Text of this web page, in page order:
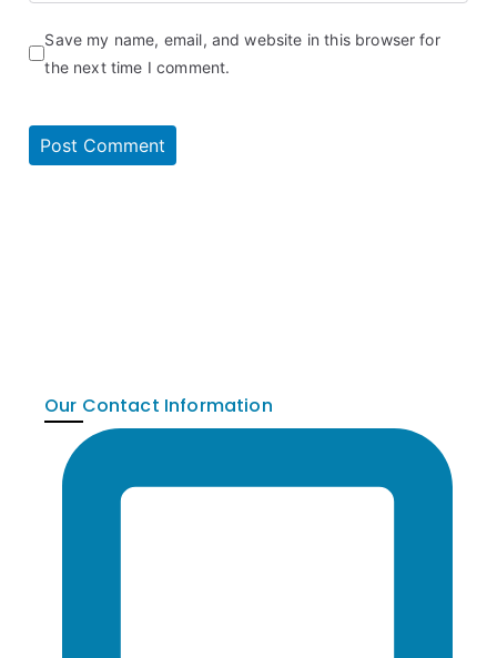
Save my name, email, and website in this browser for
the next time I comment.
Our Contact Information